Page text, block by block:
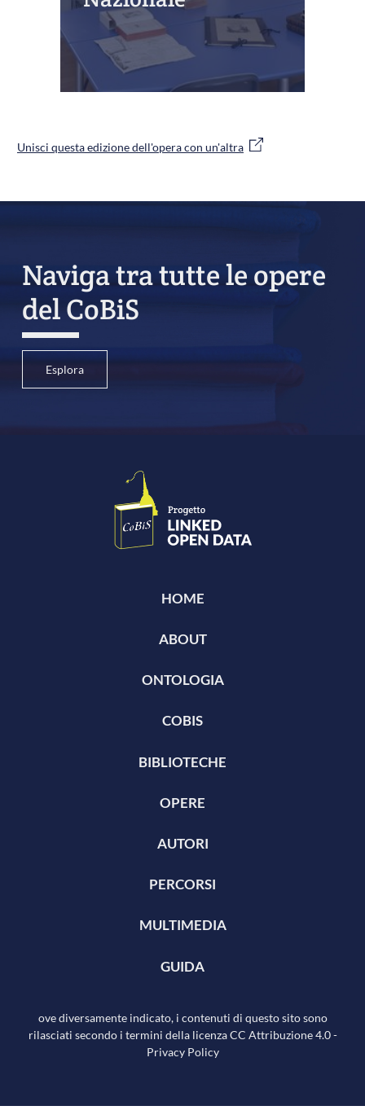
Unisci questa edizione dell'opera con un'altra
Naviga tra tutte le opere
del CoBiS
Esplora
HOME
ABOUT
ONTOLOGIA
COBIS
BIBLIOTECHE
OPERE
AUTORI
PERCORSI
MULTIMEDIA
GUIDA
ove diversamente indicato, i contenuti di questo sito sono
rilasciati secondo i termini della licenza CC Attribuzione 4.0-
Privacy Policy